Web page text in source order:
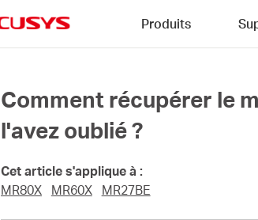
Produits
Comment récupérer le
l'avez oublié ?
Cet article s'applique à :
MR80X
MR60X MR27BE